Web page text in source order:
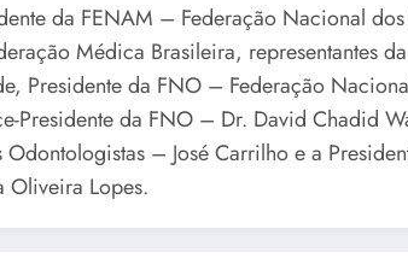
da FENAM – Federação Nacional
Médica Brasileira, representantes
Presidente da FNO – Federação
Presidente da FNO – Dr. David Chadid
Odontologistas – José Carrilho e a
Oliveira Lopes.